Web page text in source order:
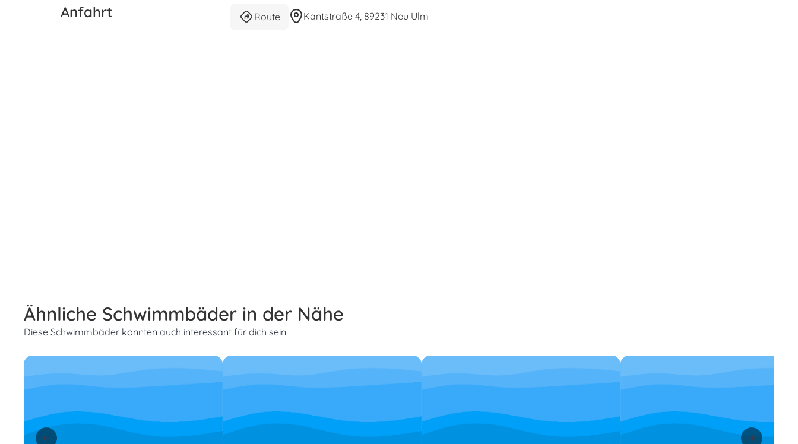
Anfahrt Route Kantstraße 4, 89231 Neu Ulm
Ähnliche Schwimmbäder in der Nähe
Diese Schwimmbäder könnten auch interessant für dich sein